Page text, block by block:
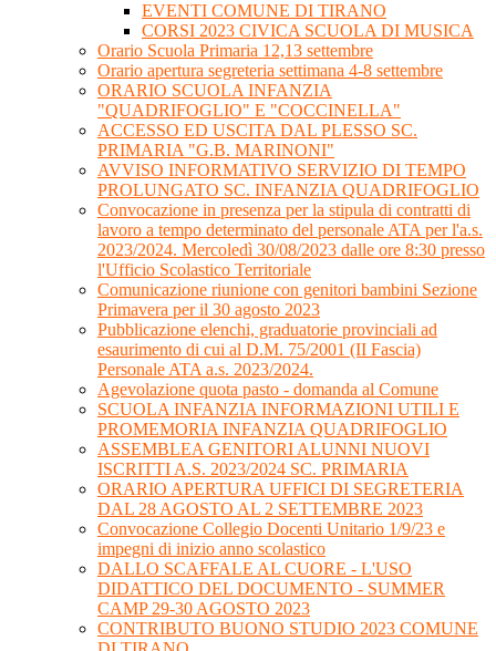
EVENTI COMUNE DI TIRANO
CORSI 2023 CIVICA SCUOLA DI MUSICA
Orario Scuola Primaria 12,13 settembre
Orario apertura segreteria settimana 4-8 settembre
ORARIO SCUOLA INFANZIA
"QUADRIFOGLIO" E "COCCINELLA"
ACCESSO ED USCITA DAL PLESSO SC.
PRIMARIA "G.B. MARINONI"
AVVISO INFORMATIVO SERVIZIO DI TEMPO
PROLUNGATO SC. INFANZIA QUADRIFOGLIO
Convocazione in presenza per la stipula di contratti di
lavoro a tempo determinato del personale ATA per l'a.s.
2023/2024. Mercoledì 30/08/2023 dalle ore 8:30 presso
l'Ufficio Scolastico Territoriale
Comunicazione riunione con genitori bambini Sezione
Primavera per il 30 agosto 2023
Pubblicazione elenchi, graduatorie provinciali ad
esaurimento di cui al D.M. 75/2001 (II Fascia)
Personale ATA a.s. 2023/2024.
Agevolazione quota pasto - domanda al Comune
SCUOLA INFANZIA INFORMAZIONI UTILI E
PROMEMORIA INFANZIA QUADRIFOGLIO
ASSEMBLEA GENITORI ALUNNI NUOVI
ISCRITTI A.S. 2023/2024 SC. PRIMARIA
ORARIO APERTURA UFFICI DI SEGRETERIA
DAL 28 AGOSTO AL 2 SETTEMBRE 2023
Convocazione Collegio Docenti Unitario 1/9/23 e
impegni di inizio anno scolastico
DALLO SCAFFALE AL CUORE - L'USO
DIDATTICO DEL DOCUMENTO - SUMMER
CAMP 29-30 AGOSTO 2023
CONTRIBUTO BUONO STUDIO 2023 COMUNE